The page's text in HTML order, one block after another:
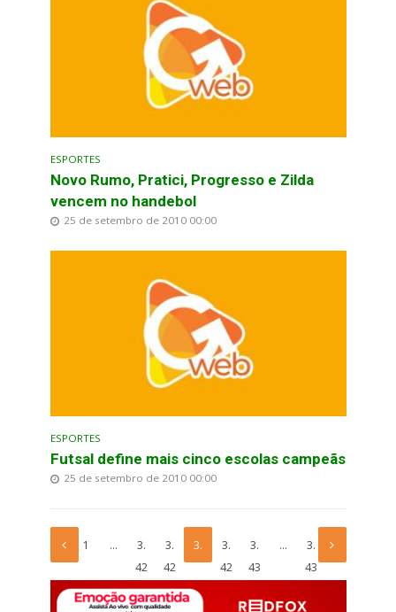
ESPORTES
Novo Rumo, Pratici, Progresso e Zilda
vencem no handebol
25 de setembro de 2010 00:00
ESPORTES
Futsal define mais cinco escolas campeãs
25 de setembro de 2010 00:00
1 …
3.
42
6
3.
42
7
3.
42
8
3.
42
3.
43
…
3.
43